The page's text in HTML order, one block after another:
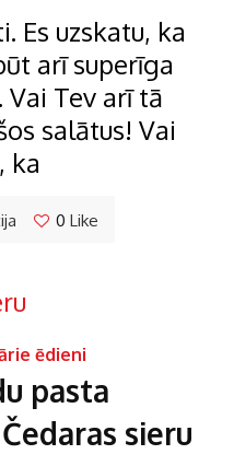
Es uzskatu, ka
arī superīga
Tev arī tā
salātus! Vai
ka
0 Like
ēdieni
pasta
sieru